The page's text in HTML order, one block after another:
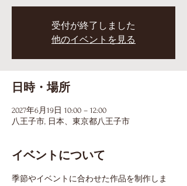
受付が終了しました
他のイベントを見る
日時・場所
2027年6月19日 10:00 – 12:00
八王子市, 日本、東京都八王子市
イベントについて
季節やイベントに合わせた作品を制作しま